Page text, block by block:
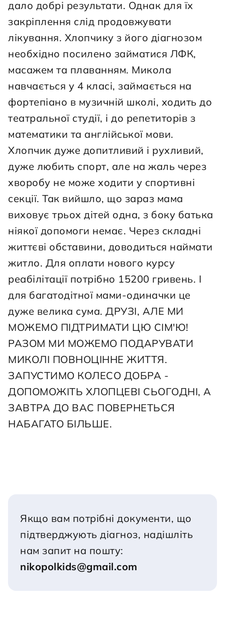
дало добрі результати. Однак для їх
закріплення слід продовжувати
лікування. Хлопчику з його діагнозом
необхідно посилено займатися ЛФК,
масажем та плаванням. Микола
навчається у 4 класі, займається на
фортепіано в музичній школі, ходить до
театральної студії, і до репетиторів з
математики та англійської мови.
Хлопчик дуже допитливий і рухливий,
дуже любить спорт, але на жаль через
хворобу не може ходити у спортивні
секції. Так вийшло, що зараз мама
виховує трьох дітей одна, з боку батька
ніякої допомоги немає. Через складні
життєві обставини, доводиться наймати
житло. Для оплати нового курсу
реабілітації потрібно 15200 гривень. І
для багатодітної мами-одиначки це
дуже велика сума. ДРУЗІ, АЛЕ МИ
МОЖЕМО ПІДТРИМАТИ ЦЮ СІМ'Ю!
РАЗОМ МИ МОЖЕМО ПОДАРУВАТИ
МИКОЛІ ПОВНОЦІННЕ ЖИТТЯ.
ЗАПУСТИМО КОЛЕСО ДОБРА -
ДОПОМОЖІТЬ ХЛОПЦЕВІ СЬОГОДНІ, А
ЗАВТРА ДО ВАС ПОВЕРНЕТЬСЯ
НАБАГАТО БІЛЬШЕ.
Якщо вам потрібні документи, що
підтверджують діагноз, надішліть
нам запит на пошту:
nikopolkids@gmail.com